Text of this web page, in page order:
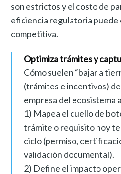
son estrictos y el costo de
eficiencia regulatoria
competitiva.
Optimiza trámites y
Cómo suelen “bajar a
(trámites e incentivos)
empresa del ecosistema
1) Mapea el cuello de
trámite o requisito hoy te
ciclo (permiso,
validación documental).
2) Define el impacto